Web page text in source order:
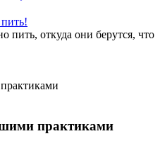
откуда они берутся, что
практиками